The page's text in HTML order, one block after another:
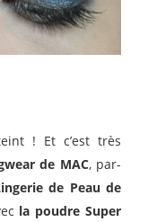
! Et c’est très
de MAC, par-
de Peau de
la poudre Super